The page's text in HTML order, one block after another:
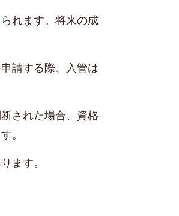
れます。将来の成
請する際、入管は
された場合、資格
。
ます。